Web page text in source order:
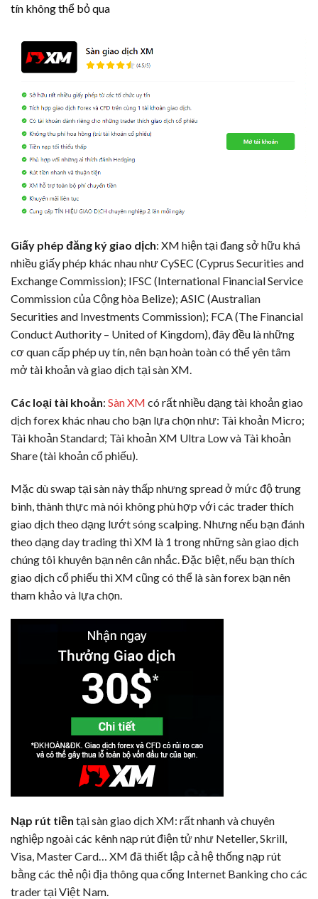
tín không thể bỏ qua
Giấy phép đăng ký giao dịch: XM hiện tại đang sở hữu khá
nhiều giấy phép khác nhau như CySEC (Cyprus Securities and
Exchange Commission); IFSC (International Financial Service
Commission của Cộng hòa Belize); ASIC (Australian
Securities and Investments Commission); FCA (The Financial
Conduct Authority – United of Kingdom), đây đều là những
cơ quan cấp phép uy tín, nên bạn hoàn toàn có thể yên tâm
mở tài khoản và giao dịch tại sàn XM.
Các loại tài khoản: Sàn XM có rất nhiều dạng tài khoản giao
dịch forex khác nhau cho bạn lựa chọn như: Tài khoản Micro;
Tài khoản Standard; Tài khoản XM Ultra Low và Tài khoản
Share (tài khoản cổ phiếu).
Mặc dù swap tại sàn này thấp nhưng spread ở mức độ trung
bình, thành thực mà nói không phù hợp với các trader thích
giao dịch theo dạng lướt sóng scalping. Nhưng nếu bạn đánh
theo dạng day trading thì XM là 1 trong những sàn giao dịch
chúng tôi khuyên bạn nên cân nhắc. Đặc biệt, nếu bạn thích
giao dịch cổ phiếu thì XM cũng có thể là sàn forex bạn nên
tham khảo và lựa chọn.
Nạp rút tiền tại sàn giao dịch XM: rất nhanh và chuyên
nghiệp ngoài các kênh nạp rút điện tử như Neteller, Skrill,
Visa, Master Card… XM đã thiết lập cả hệ thống nạp rút
bằng các thẻ nội địa thông qua cổng Internet Banking cho các
trader tại Việt Nam.